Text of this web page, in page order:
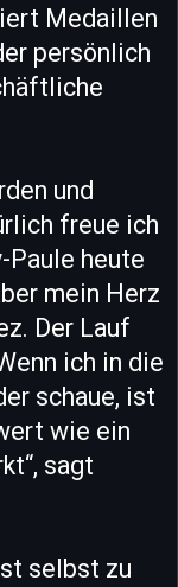
Medaillen
persönlich
und
freue ich
Paule heute
mein Herz
Der Lauf
ich in die
schaue, ist
wie ein
sagt
selbst zu